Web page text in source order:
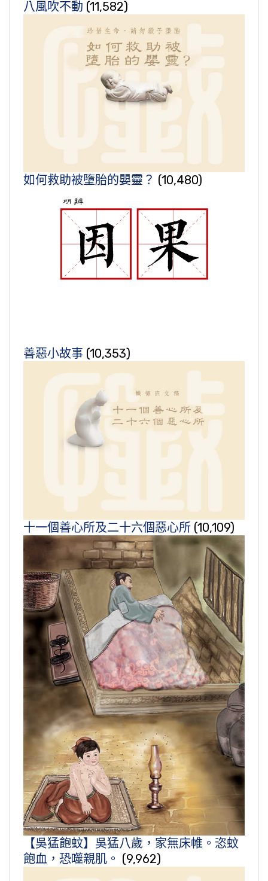
八風吹不動 (11,582)
如何救助被墮胎的嬰靈？ (10,480)
善惡小故事 (10,353)
十一個善心所及二十六個惡心所 (10,109)
【吳猛飽蚊】吳猛八歲，家無床帷。恣蚊
飽血，恐噬親肌。 (9,962)